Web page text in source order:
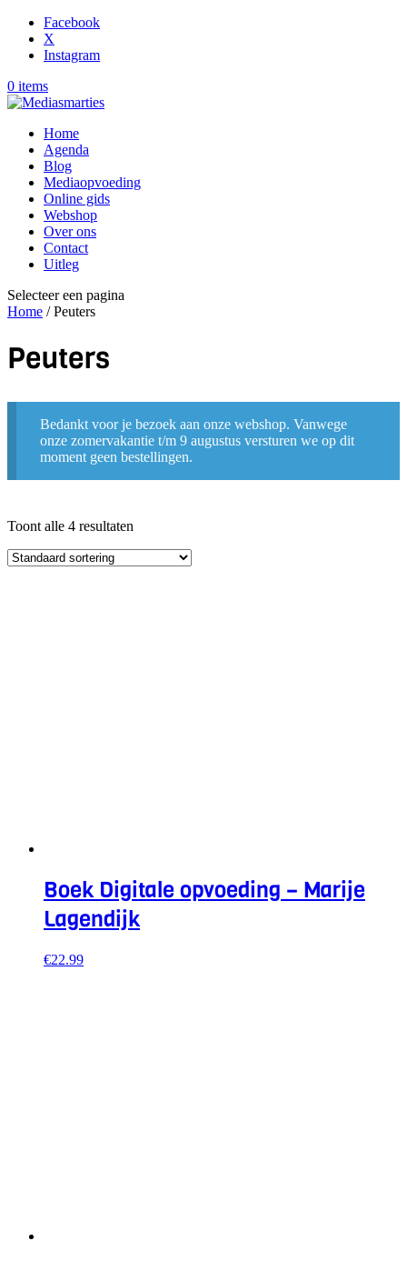
Facebook
X
Instagram
0 items
Home
Agenda
Blog
Mediaopvoeding
Online gids
Webshop
Over ons
Contact
Uitleg
Selecteer een pagina
Home / Peuters
Peuters
Bedankt voor je bezoek aan onze webshop. Vanwege
onze zomervakantie t/m 9 augustus versturen we op dit
moment geen bestellingen.
Toont alle 4 resultaten
Boek Digitale opvoeding – Marije
Lagendijk
€22.99